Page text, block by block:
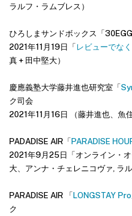
ラルフ・ラムブレス）
ひろしまサンドボックス「
2021年11月19日「レビューでな
真 + 田中堅大）
慶應義塾大学藤井進也研究室「
ク司会
2021年11月16日 （藤井進也、魚
PADADISE AIR「PARADISE
2021年9月25日「オンライン・
大、アンナ・チェレニコヴァ, ラ
PARADISE AIR 「LONGSTAY
ク